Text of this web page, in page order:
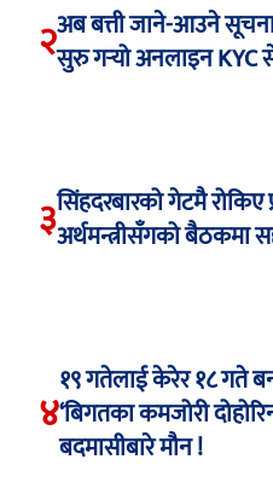
२अब बत्ती जाने-आउने
सुरु गर्‍यो अनलाइन KYC
३सिंहदरबारको गेटमै
अर्थमन्त्रीसँगको बैठकमा
४
१९ गतेलाई केरेर १८ गते
‘बिगतका कमजोरी
बदमासीबारे मौन !